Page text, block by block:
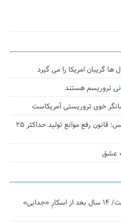
گریبان امریکا را می گیرد
تروریسم هستند
خوی تروریستی آمریکاست
سخنگوی کمیسیون اقتصادی مجلس: قانون رفع موانع تولید حداکثر ۲۵
عشق
نجات‌دهنده‌ همچنان در آیینه است/ ۱۴ سال بعد از اسکارِ «جدایی»